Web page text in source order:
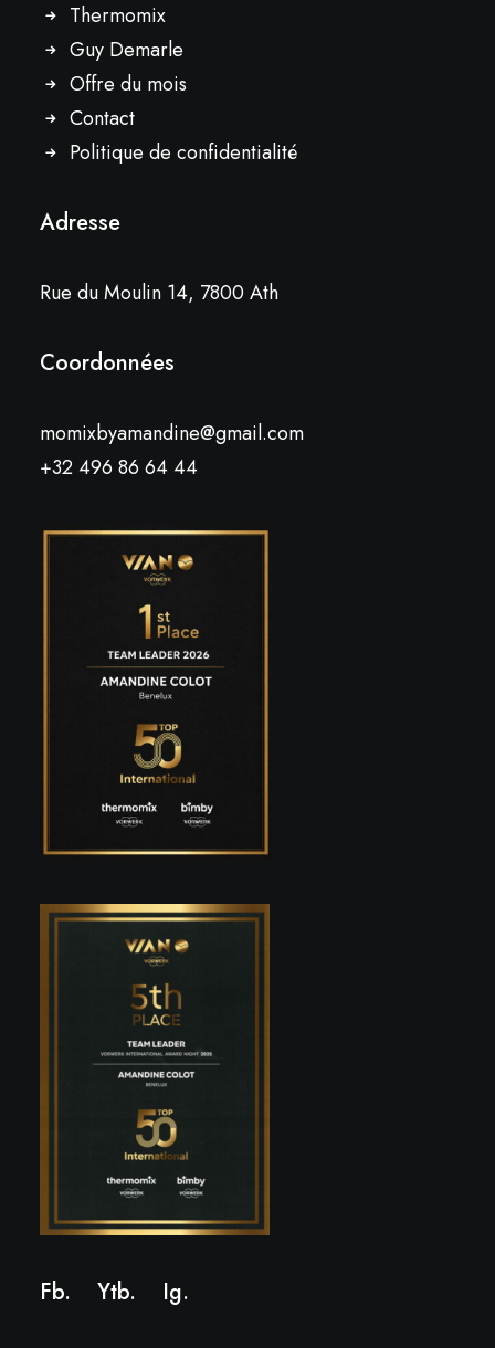
Fb. Ytb. Ig.
Thermomix
Guy Demarle
Offre du mois
Contact
Politique de confidentialité
Adresse
Rue du Moulin 14, 7800 Ath
Coordonnées
momixbyamandine@gmail.com
+32 496 86 64 44